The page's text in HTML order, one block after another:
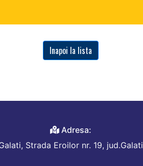
Inapoi la lista
Adresa:
Strada Eroilor nr. 19, jud.Galati